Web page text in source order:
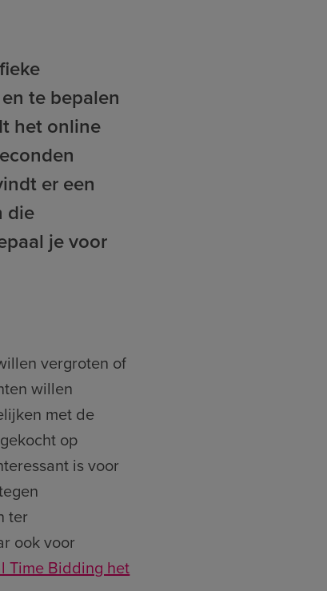
te bepalen
het online
er een
die
je voor
vergroten of
willen
met de
op
is voor
ter
ook voor
Time Bidding het